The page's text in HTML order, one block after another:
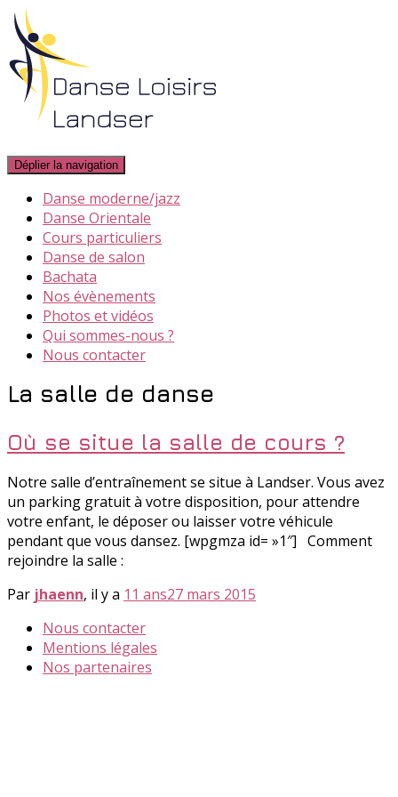
Déplier la navigation
Danse moderne/jazz
Danse Orientale
Cours particuliers
Danse de salon
Bachata
Nos évènements
Photos et vidéos
Qui sommes-nous ?
Nous contacter
La salle de danse
Où se situe la salle de cours ?
Notre salle d’entraînement se situe à Landser. Vous avez
un parking gratuit à votre disposition, pour attendre
votre enfant, le déposer ou laisser votre véhicule
pendant que vous dansez. [wpgmza id= »1″] Comment
rejoindre la salle :
Par jhaenn, il y a 11 ans27 mars 2015
Nous contacter
Mentions légales
Nos partenaires